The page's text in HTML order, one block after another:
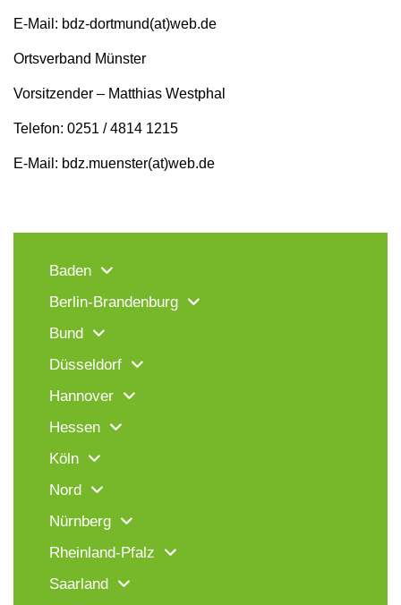
E-Mail: bdz-dortmund(at)web.de
Ortsverband Münster
Vorsitzender – Matthias Westphal
Telefon: 0251 / 4814 1215
E-Mail: bdz.muenster(at)web.de
Baden
Berlin-Brandenburg
Bund
Düsseldorf
Hannover
Hessen
Köln
Nord
Nürnberg
Rheinland-Pfalz
Saarland